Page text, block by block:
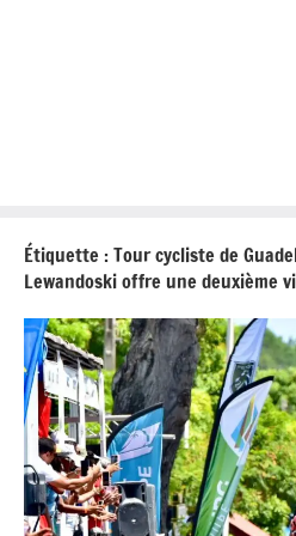
Étiquette :Tour cycliste de
Lewandoski offre une deuxième